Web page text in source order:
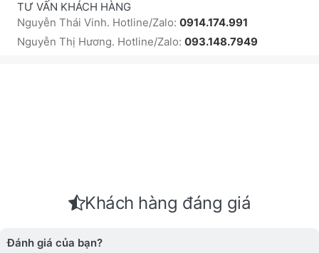
TƯ VẤN KHÁCH HÀNG
Nguyễn Thái Vinh. Hotline/Zalo: 0914.174.991
Nguyễn Thị Hương. Hotline/Zalo: 093.148.7949
Khách hàng đáng giá
Đánh giá của bạn?